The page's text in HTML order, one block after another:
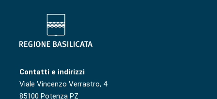
Contatti e indirizzi
Viale Vincenzo Verrastro, 4
85100 Potenza PZ